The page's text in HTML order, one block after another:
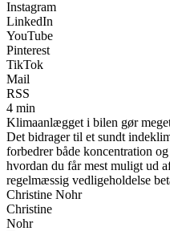
Instagram
LinkedIn
YouTube
Pinterest
TikTok
Mail
RSS
4 min
Klimaanlægget i bilen gør
Det bidrager til et sundt
forbedrer både koncentration
hvordan du får mest muligt ud
regelmæssig vedligeholdelse
Christine Nohr
Christine
Nohr